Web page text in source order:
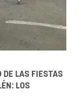
DE LAS FIESTAS
LOS